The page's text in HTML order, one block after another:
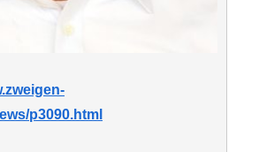
p3090.html